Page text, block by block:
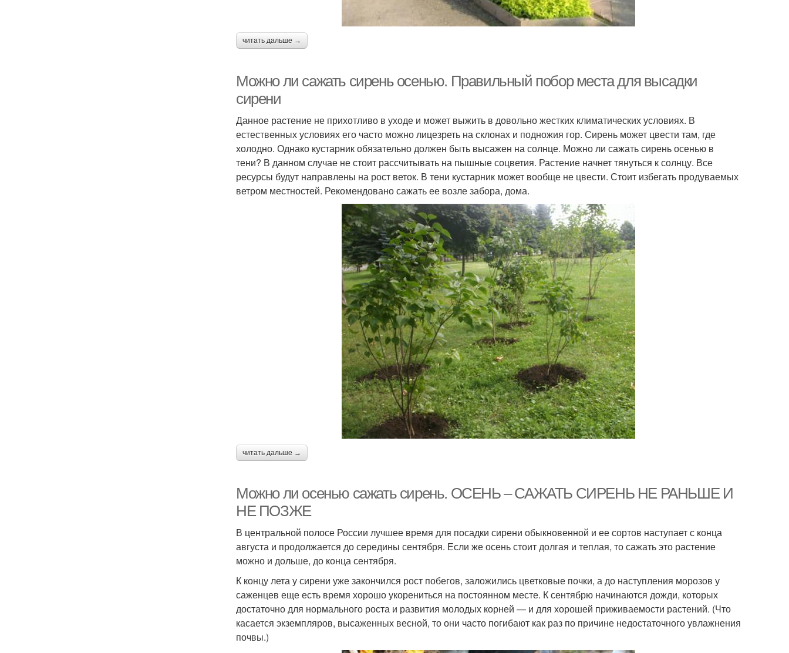
читать дальше →
Можно ли сажать сирень осенью. Правильный побор места для высадки
сирени
Данное растение не прихотливо в уходе и может выжить в довольно жестких климатических условиях. В
естественных условиях его часто можно лицезреть на склонах и подножия гор. Сирень может цвести там, где
холодно. Однако кустарник обязательно должен быть высажен на солнце. Можно ли сажать сирень осенью в
тени? В данном случае не стоит рассчитывать на пышные соцветия. Растение начнет тянуться к солнцу. Все
ресурсы будут направлены на рост веток. В тени кустарник может вообще не цвести. Стоит избегать продуваемых
ветром местностей. Рекомендовано сажать ее возле забора, дома.
читать дальше →
Можно ли осенью сажать сирень. ОСЕНЬ – САЖАТЬ СИРЕНЬ НЕ РАНЬШЕ И
НЕ ПОЗЖЕ
В центральной полосе России лучшее время для посадки сирени обыкновенной и ее сортов наступает с конца
августа и продолжается до середины сентября. Если же осень стоит долгая и теплая, то сажать это растение
можно и дольше, до конца сентября.
К концу лета у сирени уже закончился рост побегов, заложились цветковые почки, а до наступления морозов у
саженцев еще есть время хорошо укорениться на постоянном месте. К сентябрю начинаются дожди, которых
достаточно для нормального роста и развития молодых корней — и для хорошей приживаемости растений. (Что
касается экземпляров, высаженных весной, то они часто погибают как раз по причине недостаточного увлажнения
почвы.)